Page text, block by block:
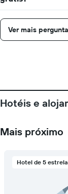
Ver mais
Hotéis e
Mais próximo
Hotel de 5